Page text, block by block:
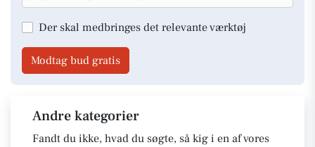
Der skal medbringes det relevante værktøj
Modtag bud gratis
Andre kategorier
Fandt du ikke, hvad du søgte, så kig i en af vores